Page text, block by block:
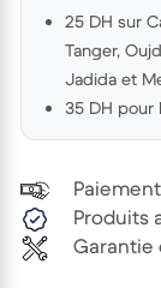
25 DH sur
Tanger,
Jadida et
35 DH pour
Produits
Garantie